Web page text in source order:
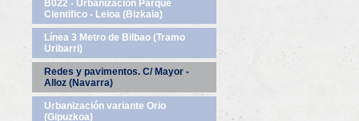
B022 - Urbanización Parque
Cientifico - Leioa (Bizkaia)
Línea 3 Metro de Bilbao (Tramo
Uribarri)
Redes y pavimentos. C/ Mayor -
Alloz (Navarra)
Urbanización variante Orio
(Gipuzkoa)